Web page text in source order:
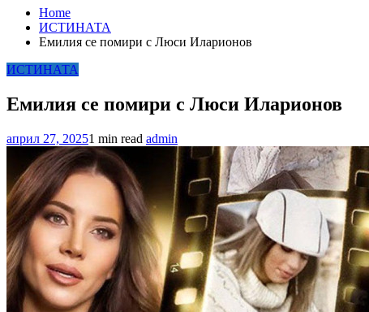
Home
ИСТИНАТА
Емилия се помири с Люси Иларионов
ИСТИНАТА
Емилия се помири с Люси Иларионов
април 27, 20251 min read admin